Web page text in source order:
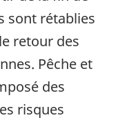
sont rétablies
retour des
Pêche et
des
risques